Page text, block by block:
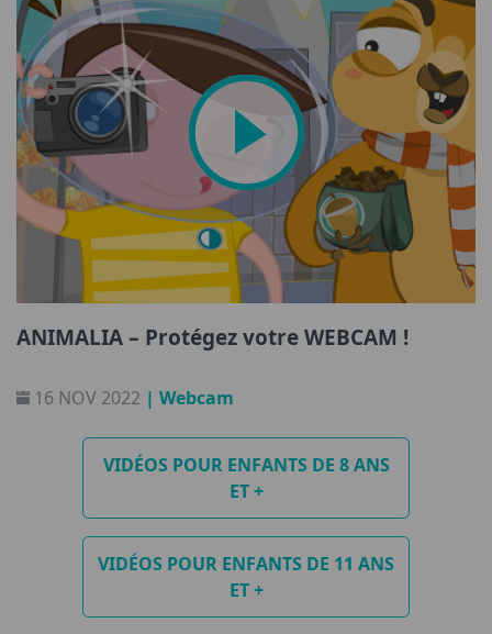
ANIMALIA – Protégez votre WEBCAM !
16 NOV 2022 | Webcam
VIDÉOS POUR ENFANTS DE 8 ANS
ET +
VIDÉOS POUR ENFANTS DE 11 ANS
ET +